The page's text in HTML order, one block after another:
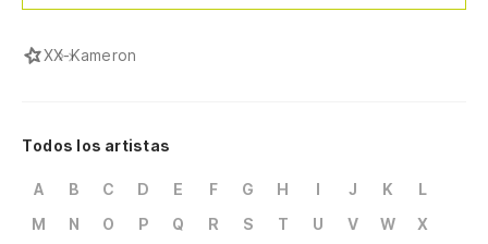
XX-Kameron
Todos los artistas
A B C D E F G H I J K
L
M
N O P Q R S T U V W
X